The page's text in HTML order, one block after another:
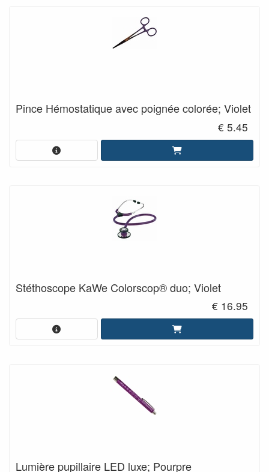
Pince Hémostatique avec poignée colorée; Violet
€ 5.45
Stéthoscope KaWe Colorscop® duo; Violet
€ 16.95
Lumière pupillaire LED luxe; Pourpre